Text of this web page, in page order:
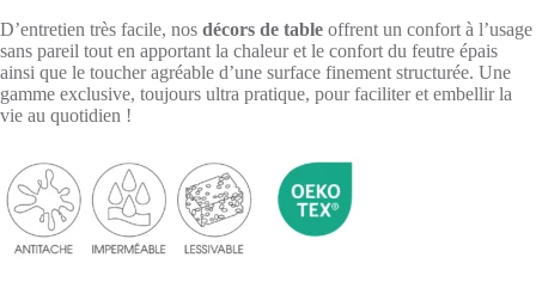
D’entretien très facile, nos décors de table offrent un confort à l’usage
sans pareil tout en apportant la chaleur et le confort du feutre épais
ainsi que le toucher agréable d’une surface finement structurée. Une
gamme exclusive, toujours ultra pratique, pour faciliter et embellir la
vie au quotidien !